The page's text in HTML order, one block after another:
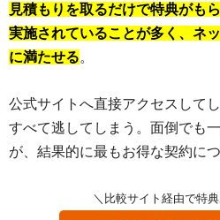
見積もりを取るだけで特典がも
実施されていることが多く、ネ
に満たせる。
公式サイトへ直接アクセスして
すべて逃してしまう。面倒でも
が、結果的に最もお得な契約につ
＼比較サイト経由で特